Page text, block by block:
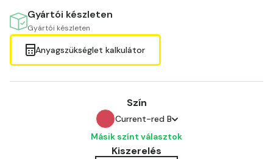
Gyártói készleten
Gyártói készleten
Anyagszükséglet kalkulátor
Szín
Current-red B
Anticred A
Másik színt választok
Kiszerelés